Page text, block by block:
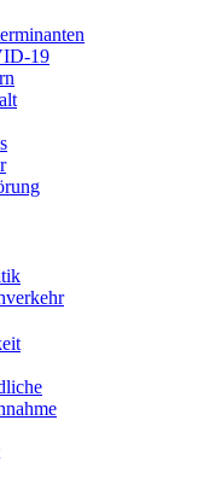
19